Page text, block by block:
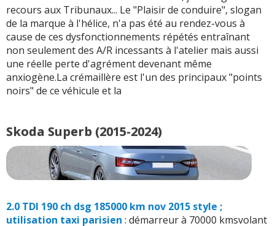
recours aux Tribunaux... Le "Plaisir de conduire", slogan
de la marque à l'hélice, n'a pas été au rendez-vous à
cause de ces dysfonctionnements répétés entraînant
non seulement des A/R incessants à l'atelier mais aussi
une réelle perte d'agrément devenant même
anxiogène.La crémaillère est l'un des principaux "points
noirs" de ce véhicule et la
Skoda Superb (2015-2024)
2.0 TDI 190 ch dsg 185000 km nov 2015 style ;
utilisation taxi parisien : démarreur à 70000 kmsvolant